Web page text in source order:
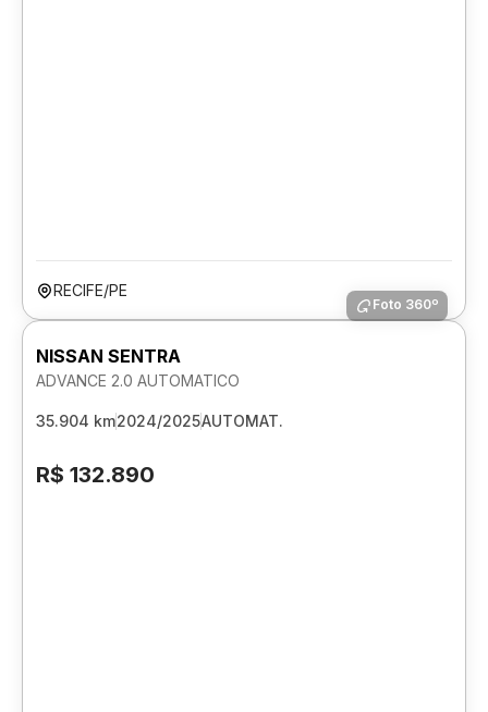
RECIFE/PE
Foto 360º
NISSAN SENTRA
ADVANCE 2.0 AUTOMATICO
35.904 km2024/2025AUTOMAT.
R$ 132.890